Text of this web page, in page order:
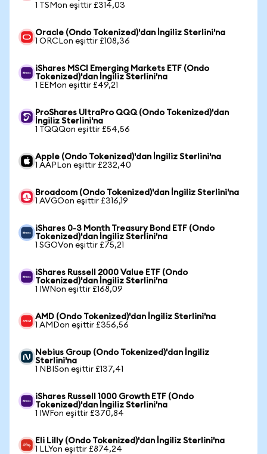
1 TSMon eşittir £314,03
Oracle (Ondo Tokenized)'dan İngiliz Sterlini'na
1 ORCLon eşittir £108,36
iShares MSCI Emerging Markets ETF (Ondo
Tokenized)'dan İngiliz Sterlini'na
1 EEMon eşittir £49,21
ProShares UltraPro QQQ (Ondo Tokenized)'dan
İngiliz Sterlini'na
1 TQQQon eşittir £54,56
Apple (Ondo Tokenized)'dan İngiliz Sterlini'na
1 AAPLon eşittir £232,40
Broadcom (Ondo Tokenized)'dan İngiliz Sterlini'na
1 AVGOon eşittir £316,19
iShares 0-3 Month Treasury Bond ETF (Ondo
Tokenized)'dan İngiliz Sterlini'na
1 SGOVon eşittir £75,21
iShares Russell 2000 Value ETF (Ondo
Tokenized)'dan İngiliz Sterlini'na
1 IWNon eşittir £168,09
AMD (Ondo Tokenized)'dan İngiliz Sterlini'na
1 AMDon eşittir £356,56
Nebius Group (Ondo Tokenized)'dan İngiliz
Sterlini'na
1 NBISon eşittir £137,41
iShares Russell 1000 Growth ETF (Ondo
Tokenized)'dan İngiliz Sterlini'na
1 IWFon eşittir £370,84
Eli Lilly (Ondo Tokenized)'dan İngiliz Sterlini'na
1 LLYon eşittir £874,24